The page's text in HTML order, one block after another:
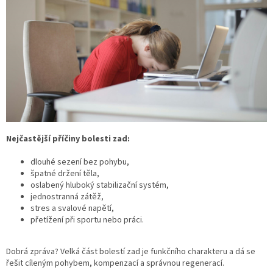
Nejčastější příčiny bolesti zad:
dlouhé sezení bez pohybu,
špatné držení těla,
oslabený hluboký stabilizační systém,
jednostranná zátěž,
stres a svalové napětí,
přetížení při sportu nebo práci.
Dobrá zpráva? Velká část bolestí zad je funkčního charakteru a dá se
řešit cíleným pohybem, kompenzací a správnou regenerací.